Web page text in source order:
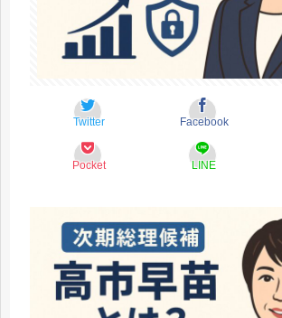
Twitter Facebook
Pocket LINE